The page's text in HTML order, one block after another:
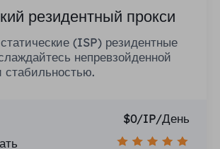
резидентный прокси
(ISP) резидентные
непревзойденной
стабильностью.
$0/IP/День